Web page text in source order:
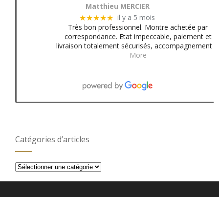
Matthieu MERCIER
★★★★★ il y a 5 mois
Très bon professionnel. Montre achetée par
correspondance. Etat impeccable, paiement et
livraison totalement sécurisés, accompagnement
More
Catégories d’articles
Catégories